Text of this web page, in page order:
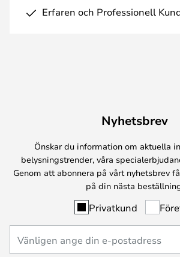
Erfaren och Professionell
Nyhetsbrev
Önskar du information om aktuella
belysningstrender, våra
Genom att abonnera på vårt nyhetsbrev
på din nästa
Privatkund